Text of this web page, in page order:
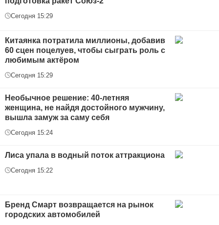
Сегодня 15:29
Китаянка потратила миллионы, добавив
60 сцен поцелуев, чтобы сыграть роль с
любимым актёром
Сегодня 15:29
Необычное решение: 40-летняя
женщина, не найдя достойного мужчину,
вышла замуж за саму себя
Сегодня 15:24
Лиса упала в водный поток аттракциона
Сегодня 15:22
Бренд Смарт возвращается на рынок
городских автомобилей